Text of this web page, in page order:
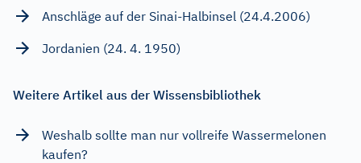
Anschläge auf der Sinai-Halbinsel (24.4.2006)
Jordanien (24. 4. 1950)
Weitere Artikel aus der Wissensbibliothek
Weshalb sollte man nur vollreife Wassermelonen
kaufen?